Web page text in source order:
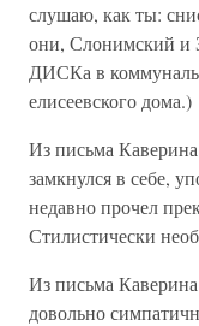
слушаю, как ты:
они, Слонимский и
ДИСКа в
елисеевского дома.)
Из письма
замкнулся в себе,
недавно прочел
Стилистически
Из письма
довольно